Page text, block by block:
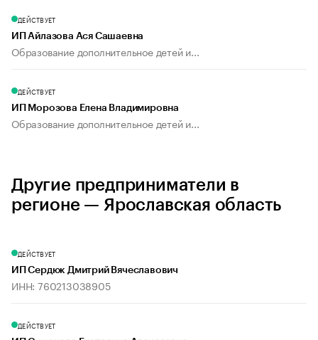
ДЕЙСТВУЕТ
ИП Айлазова Ася Сашаевна
Образование дополнительное детей и...
ДЕЙСТВУЕТ
ИП Морозова Елена Владимировна
Образование дополнительное детей и...
Другие предприниматели в
регионе — Ярославская область
ДЕЙСТВУЕТ
ИП Сердюк Дмитрий Вячеславович
ИНН: 760213038905
ДЕЙСТВУЕТ